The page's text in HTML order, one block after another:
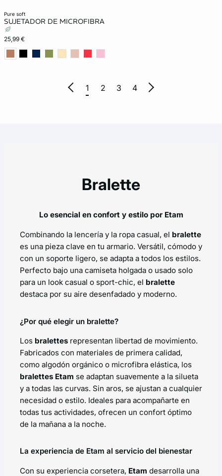
pure soft
SUJETADOR DE MICROFIBRA
25,99 €
1 2 3 4
Bralette
Lo esencial en confort y estilo por Etam
Combinando la lencería y la ropa casual, el bralette
es una pieza clave en tu armario. Versátil, cómodo y
con un soporte ligero, se adapta a todos los estilos.
Perfecto bajo una camiseta holgada o usado solo
para un look casual o sport-chic, el bralette
destaca por su aire desenfadado y moderno.
¿Por qué elegir un bralette?
Los bralettes representan libertad de movimiento.
Fabricados con materiales de primera calidad,
como algodón orgánico o microfibra elástica, los
bralettes Etam se adaptan suavemente a la silueta
y a todas las curvas. Sin aros, se ajustan a cualquier
necesidad o estilo. Ideales para acompañarte en
todas tus actividades, ofrecen un confort óptimo
de la mañana a la noche.
La experiencia de Etam al servicio del bienestar
Con su experiencia corsetera, Etam desarrolla una